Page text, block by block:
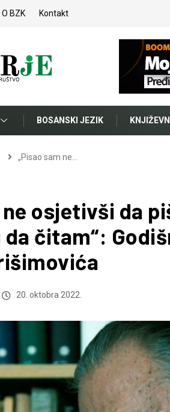
O BZK Kontakt
BOSANSKI JEZIK
„Pisao sam ne…
ne osjetivši da
čitam“:
20. oktobra 2022.